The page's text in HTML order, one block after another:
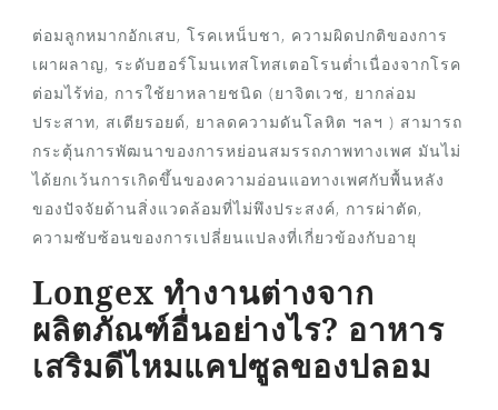
ต่อมลูกหมากอักเสบ, โรคเหน็บชา, ความผิดปกติของการ
เผาผลาญ, ระดับฮอร์โมนเทสโทสเตอโรนต่ำเนื่องจากโรค
ต่อมไร้ท่อ, การใช้ยาหลายชนิด (ยาจิตเวช, ยากล่อม
ประสาท, สเตียรอยด์, ยาลดความดันโลหิต ฯลฯ ) สามารถ
กระตุ้นการพัฒนาของการหย่อนสมรรถภาพทางเพศ มันไม่
ได้ยกเว้นการเกิดขึ้นของความอ่อนแอทางเพศกับพื้นหลัง
ของปัจจัยด้านสิ่งแวดล้อมที่ไม่พึงประสงค์, การผ่าตัด,
ความซับซ้อนของการเปลี่ยนแปลงที่เกี่ยวข้องกับอายุ
Longex ทำงานต่างจาก
ผลิตภัณฑ์อื่นอย่างไร? อาหาร
เสริมดีไหมแคปซูลของปลอม